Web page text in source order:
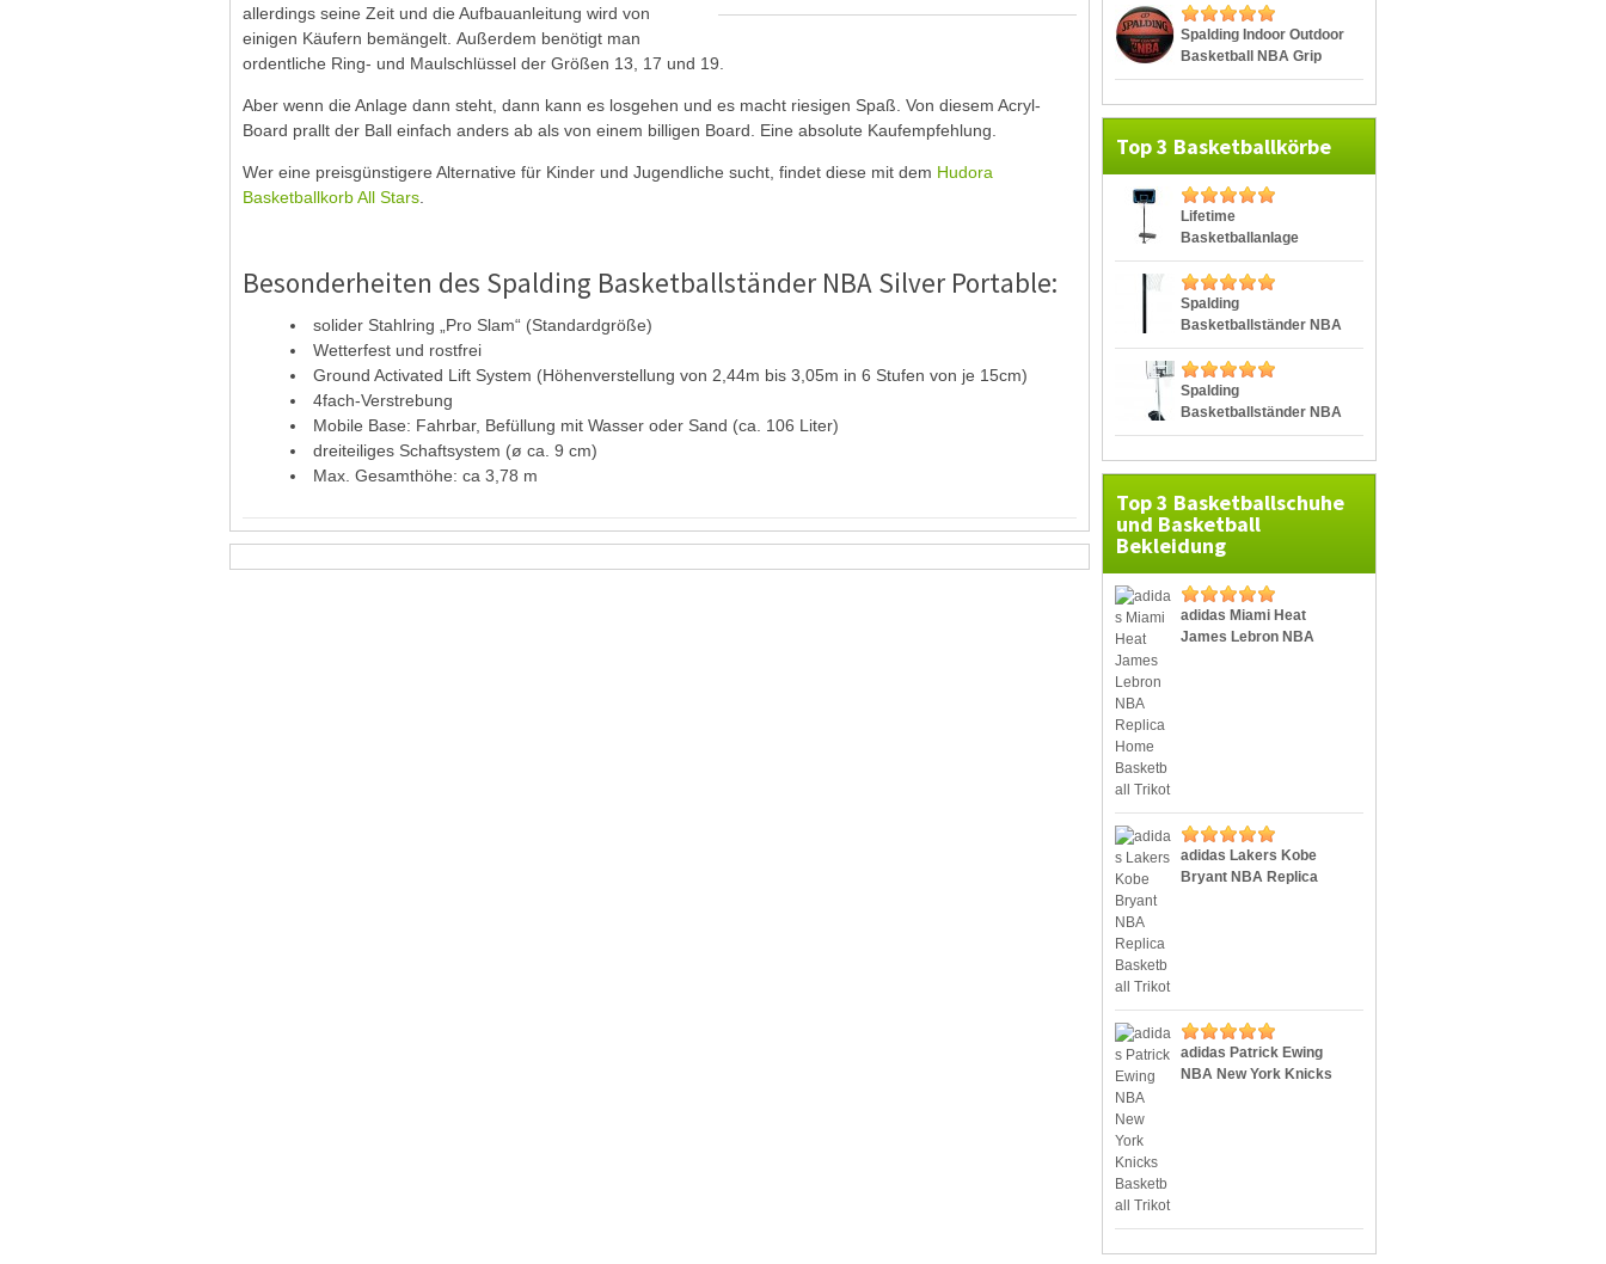
allerdings seine Zeit und die Aufbauanleitung wird von
einigen Käufern bemängelt. Außerdem benötigt man
ordentliche Ring- und Maulschlüssel der Größen 13, 17 und 19.
Aber wenn die Anlage dann steht, dann kann es losgehen und es macht riesigen Spaß. Von diesem Acryl-
Board prallt der Ball einfach anders ab als von einem billigen Board. Eine absolute Kaufempfehlung.
Wer eine preisgünstigere Alternative für Kinder und Jugendliche sucht, findet diese mit dem Hudora
Basketballkorb All Stars
Besonderheiten des Spalding Basketballständer NBA Silver Portable:
solider Stahlring „Pro Slam“ (Standardgröße)
Wetterfest und rostfrei
Ground Activated Lift System (Höhenverstellung von 2,44m bis 3,05m in 6 Stufen von je 15cm)
4fach-Verstrebung
Mobile Base: Fahrbar, Befüllung mit Wasser oder Sand (ca. 106 Liter)
dreiteiliges Schaftsystem (ø ca. 9 cm)
Max. Gesamthöhe: ca 3,78 m
Spalding Indoor Outdoor
Basketball NBA Grip
Control
Top 3 Basketballkörbe
Lifetime
Basketballanlage
Cleveland Portable
Spalding
Basketballständer NBA
Logoman
Spalding
Basketballständer NBA
Silver Portable
Top 3 Basketballschuhe
und Basketball
Bekleidung
adidas Miami Heat
James Lebron NBA
adidas Lakers Kobe
Bryant NBA Replica
adidas Patrick Ewing
NBA New York Knicks